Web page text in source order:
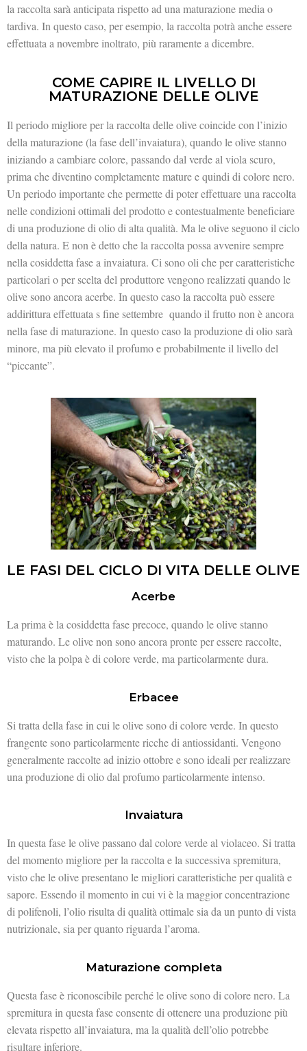
la raccolta sarà anticipata rispetto ad una maturazione media o
tardiva. In questo caso, per esempio, la raccolta potrà anche essere
effettuata a novembre inoltrato, più raramente a dicembre.
COME CAPIRE IL LIVELLO DI
MATURAZIONE DELLE OLIVE
Il periodo migliore per la raccolta delle olive coincide con l’inizio
della maturazione (la fase dell’invaiatura), quando le olive stanno
iniziando a cambiare colore, passando dal verde al viola scuro,
prima che diventino completamente mature e quindi di colore nero.
Un periodo importante che permette di poter effettuare una raccolta
nelle condizioni ottimali del prodotto e contestualmente beneficiare
di una produzione di olio di alta qualità. Ma le olive seguono il ciclo
della natura. E non è detto che la raccolta possa avvenire sempre
nella cosiddetta fase a invaiatura. Ci sono oli che per caratteristiche
particolari o per scelta del produttore vengono realizzati quando le
olive sono ancora acerbe. In questo caso la raccolta può essere
addirittura effettuata s fine settembre quando il frutto non è ancora
nella fase di maturazione. In questo caso la produzione di olio sarà
minore, ma più elevato il profumo e probabilmente il livello del
“piccante”.
LE FASI DEL CICLO DI VITA DELLE OLIVE
Acerbe
La prima è la cosiddetta fase precoce, quando le olive stanno
maturando. Le olive non sono ancora pronte per essere raccolte,
visto che la polpa è di colore verde, ma particolarmente dura.
Erbacee
Si tratta della fase in cui le olive sono di colore verde. In questo
frangente sono particolarmente ricche di antiossidanti. Vengono
generalmente raccolte ad inizio ottobre e sono ideali per realizzare
una produzione di olio dal profumo particolarmente intenso.
Invaiatura
In questa fase le olive passano dal colore verde al violaceo. Si tratta
del momento migliore per la raccolta e la successiva spremitura,
visto che le olive presentano le migliori caratteristiche per qualità e
sapore. Essendo il momento in cui vi è la maggior concentrazione
di polifenoli, l’olio risulta di qualità ottimale sia da un punto di vista
nutrizionale, sia per quanto riguarda l’aroma.
Maturazione completa
Questa fase è riconoscibile perché le olive sono di colore nero. La
spremitura in questa fase consente di ottenere una produzione più
elevata rispetto all’invaiatura, ma la qualità dell’olio potrebbe
risultare inferiore.